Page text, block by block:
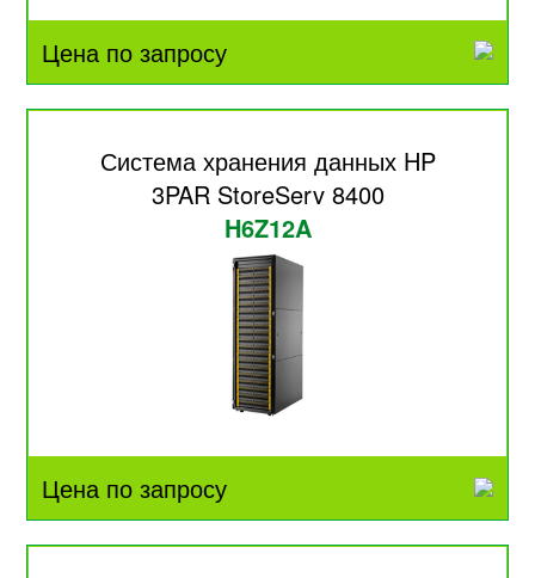
Цена по запросу
Система хранения данных HP
3PAR StoreServ 8400
H6Z12A
Цена по запросу